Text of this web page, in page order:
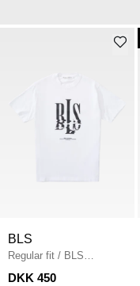
BLS
Regular fit / BLS
Northsea Capital T-shirt
DKK 450